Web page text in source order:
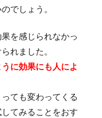
でしょう。
を感じられなかっ
れました。
に効果にも人によ
ても変わってくる
てみることをおす